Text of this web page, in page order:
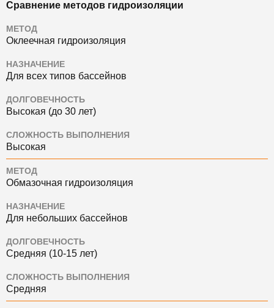
Сравнение методов гидроизоляции
МЕТОД
Оклеечная гидроизоляция
НАЗНАЧЕНИЕ
Для всех типов бассейнов
ДОЛГОВЕЧНОСТЬ
Высокая (до 30 лет)
СЛОЖНОСТЬ ВЫПОЛНЕНИЯ
Высокая
МЕТОД
Обмазочная гидроизоляция
НАЗНАЧЕНИЕ
Для небольших бассейнов
ДОЛГОВЕЧНОСТЬ
Средняя (10-15 лет)
СЛОЖНОСТЬ ВЫПОЛНЕНИЯ
Средняя